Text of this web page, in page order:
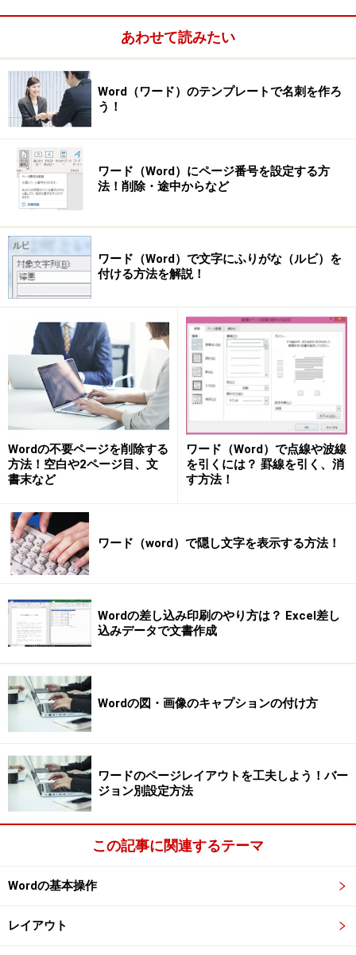
＞「Office きっずメニュー」からスタート
い。
※OSやアプリ、ソフトのバージョンによっては画面表示、操作方
法が異なる可能性があります。
あわせて読みたい
Word（ワード）のテンプレートで名刺を作ろ
う！
ワード（Word）にページ番号を設定する方
法！削除・途中からなど
ワード（Word）で文字にふりがな（ルビ）を
付ける方法を解説！
Wordの不要ページを削除する
方法！空白や2ページ目、文
書末など
ワード（Word）で点線や波線
を引くには？ 罫線を引く、消
す方法！
ワード（word）で隠し文字を表示する方法！
Wordの差し込み印刷のやり方は？ Excel差し
込みデータで文書作成
Wordの図・画像のキャプションの付け方
ワードのページレイアウトを工夫しよう！バー
ジョン別設定方法
この記事に関連するテーマ
Wordの基本操作
レイアウト